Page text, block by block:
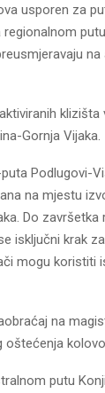
usporen za
na
klizišta
Gornja Vijaka.
Podlugovi-
na mjestu
Do završetka
isključni krak
mogu koristiti
na
oštećenja
putu